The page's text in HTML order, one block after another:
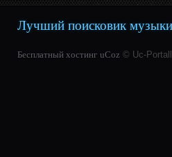
Лучший поисковик музыки
Бесплатный хостинг uCoz © Uc-